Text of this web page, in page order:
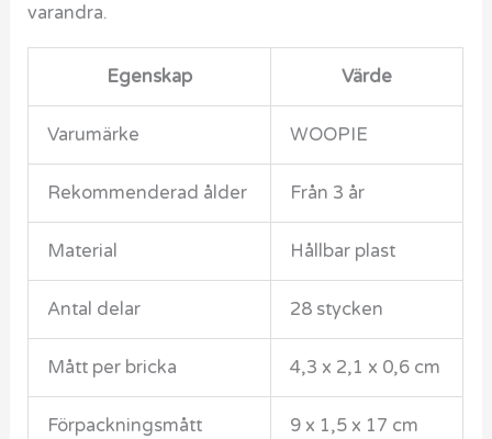
varandra.
Egenskap Värde
Varumärke WOOPIE
Rekommenderad ålder Från 3 år
Material Hållbar plast
Antal delar 28 stycken
Mått per bricka 4,3 x 2,1 x 0,6 cm
Förpackningsmått 9 x 1,5 x 17 cm